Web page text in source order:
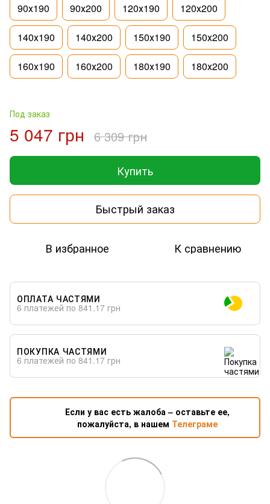
90х190 90х200 120х190 120х200
140х190 140х200 150х190 150х200
160х190 160х200 180х190 180х200
Под заказ
5 047 грн 6 309 грн
Купить
Быстрый заказ
В избранное К сравнению
ОПЛАТА ЧАСТЯМИ
6 платежей по 841.17 грн
ПОКУПКА ЧАСТЯМИ
6 платежей по 841.17 грн
Если у вас есть жалоба – оставьте ее,
пожалуйста, в нашем Телеграме